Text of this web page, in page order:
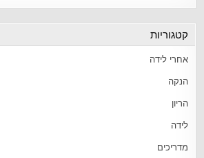
קטגוריות
אחרי לידה
הנקה
הריון
לידה
מדריכים